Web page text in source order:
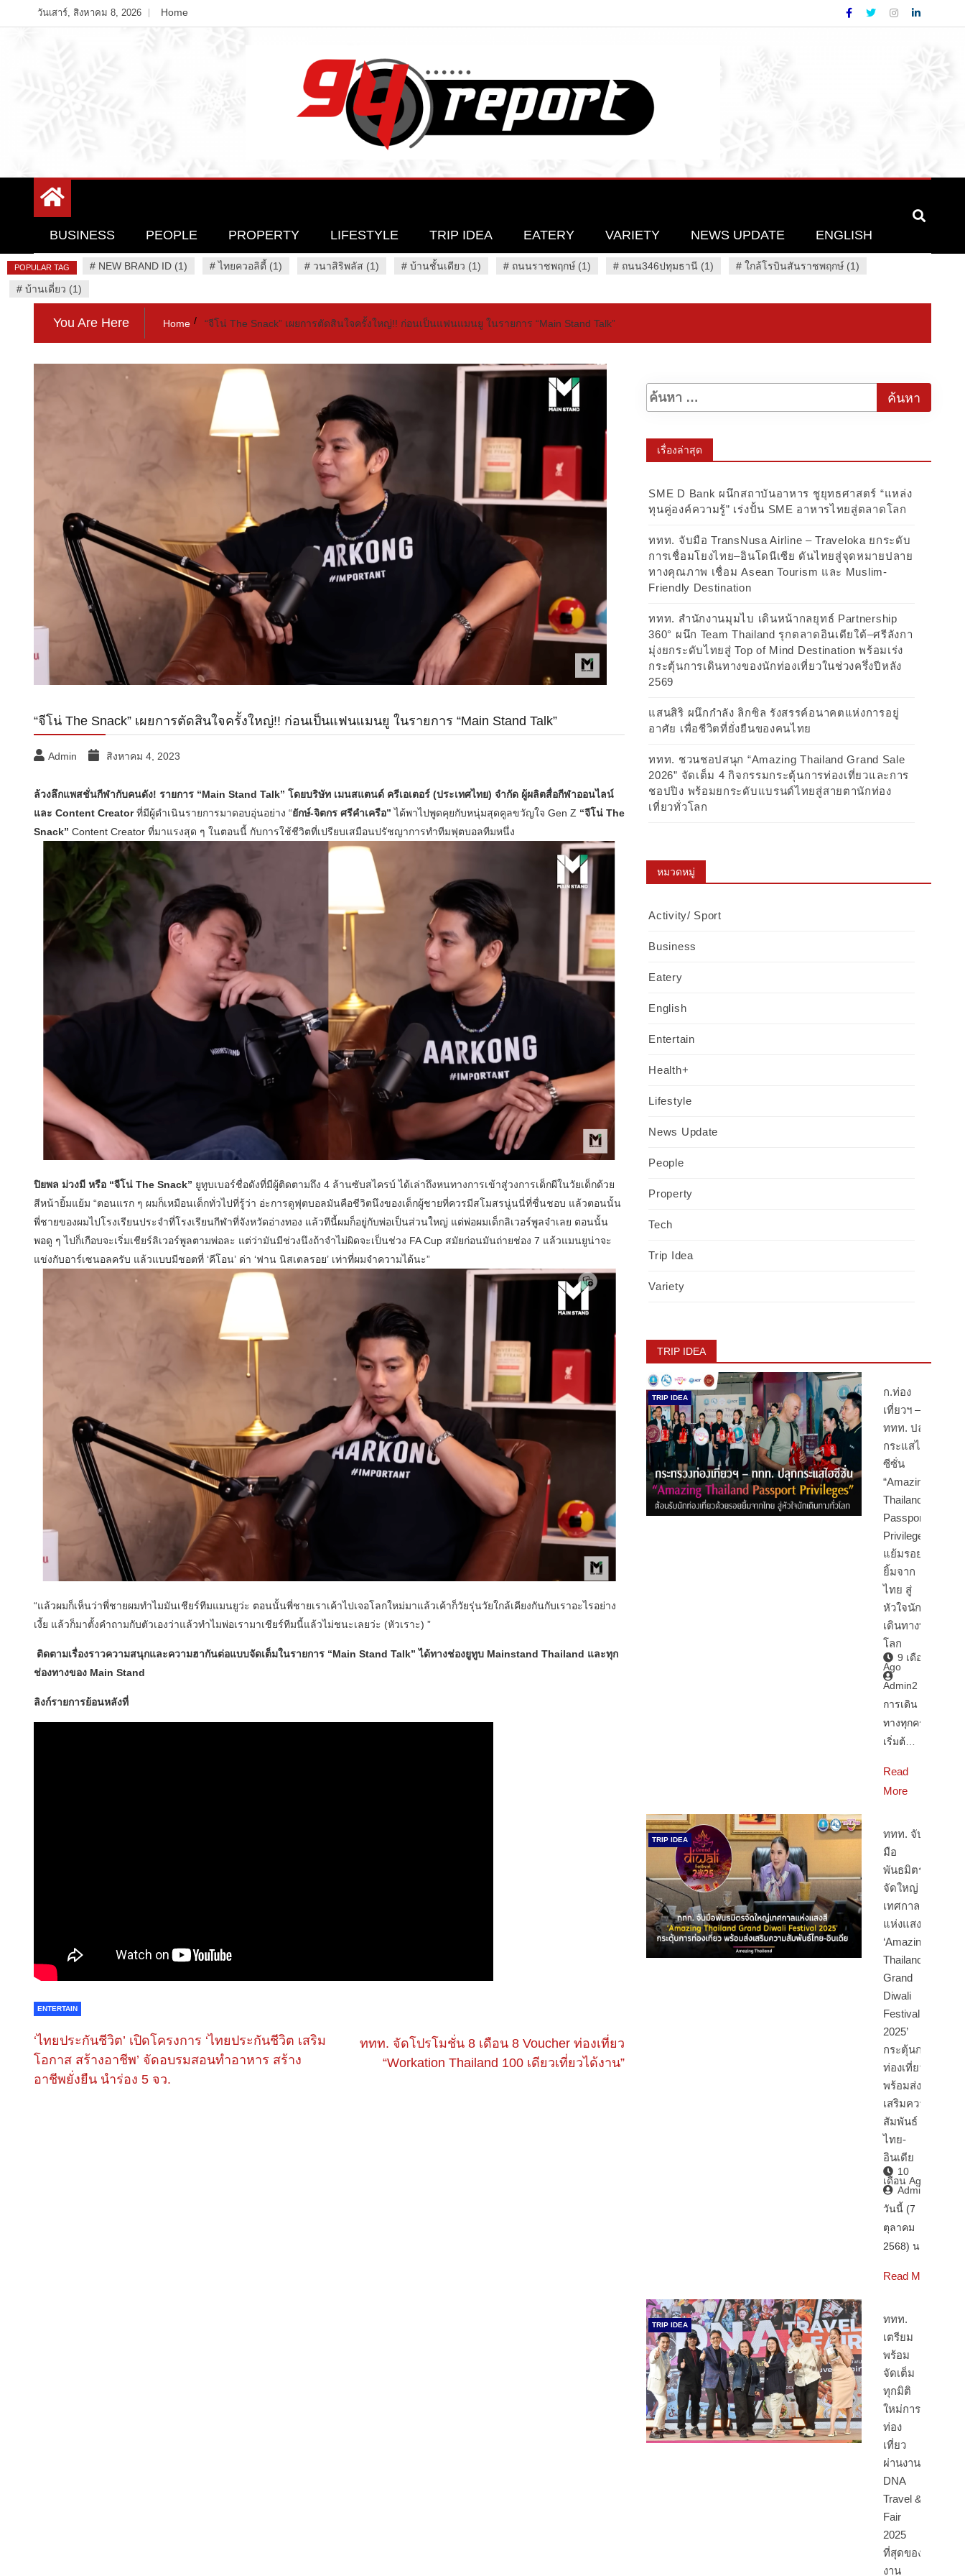
to
วันเสาร์, สิงหาคม 8, 2026 Home
94 Report.com
BUSINESS PEOPLE PROPERTY LIFESTYLE TRIP IDEA EATERY VARIETY NEWS UPDATE ENGLISH
POPULAR TAG # NEW BRAND ID (1) #ไทยควอลิตี้ (1) # วนาสิริพลัส (1) # บ้านชั้นเดียว (1) # ถนนราชพฤกษ์ (1) # ถนน346ปทุมธานี (1) # ใกล้โรบินสันราชพฤกษ์ (1)
# บ้านเดี่ยว (1)
You Are Here Home “จีโน่ The Snack” เผยการตัดสินใจครั้งใหญ่!! ก่อนเป็นแฟนแมนยู ในรายการ “Main Stand Talk”
“จีโน่ The Snack” เผยการตัดสินใจครั้งใหญ่!! ก่อนเป็นแฟนแมนยู ในรายการ “Main Stand Talk”
Admin สิงหาคม 4, 2023
ล้วงลึกแพสชั่นกีฬากับคนดัง! รายการ “Main Stand Talk” โดยบริษัท เมนสแตนด์ ครีเอเตอร์ (ประเทศไทย) จำกัด ผู้ผลิตสื่อกีฬาออนไลน์
และ Content Creatorที่มีผู้ดำเนินรายการมาดอบอุ่นอย่าง “ยักษ์-จิตกร ศรีคำเครือ” ได้พาไปพูดคุยกับหนุ่มสุดคูลขวัญใจ Gen Z “จีโน่ The
Snack” Content Creator ที่มาแรงสุด ๆ ในตอนนี้ กับการใช้ชีวิตที่เปรียบเสมือนปรัชญาการทำทีมฟุตบอลทีมหนึ่ง
ปิยพล ม่วงมี หรือ “จีโน่ The Snack” ยูทูบเบอร์ชื่อดังที่มีผู้ติดตามถึง 4 ล้านซับสไครบ์ ได้เล่าถึงหนทางการเข้าสู่วงการเด็กผีในวัยเด็กด้วย
สีหน้ายิ้มแย้ม “ตอนแรก ๆ ผมก็เหมือนเด็กทั่วไปที่รู้ว่า อ่ะการดูฟุตบอลมันคือชีวิตนึงของเด็กผู้ชายที่ควรมีสโมสรนู่นนี่ที่ชื่นชอบ แล้วตอนนั้น
พี่ชายของผมไปโรงเรียนประจำที่โรงเรียนกีฬาที่จังหวัดอ่างทอง แล้วทีนี้ผมก็อยู่กับพ่อเป็นส่วนใหญ่ แต่พ่อผมเด็กลิเวอร์พูลจ๋าเลย ตอนนั้น
พอดู ๆ ไปก็เกือบจะเริ่มเชียร์ลิเวอร์พูลตามพ่อละ แต่ว่ามันมีช่วงนึงถ้าจำไม่ผิดจะเป็นช่วง FA Cup สมัยก่อนมันถ่ายช่อง 7 แล้วแมนยูน่าจะ
แข่งกับอาร์เซนอลครับ แล้วแบบมีชอตที่ ‘คีโอน’ ด่า ‘ฟาน นิสเตลรอย’ เท่าที่ผมจำความได้นะ”
“แล้วผมก็เห็นว่าพี่ชายผมทำไมมันเชียร์ทีมแมนยูว่ะ ตอนนั้นพี่ชายเราเค้าไปเจอโลกใหม่มาแล้วเค้าก็วัยรุ่นวัยใกล้เคียงกันกับเราอะไรอย่าง
เงี้ย แล้วก็มาตั้งคำถามกับตัวเองว่าแล้วทำไมพ่อเรามาเชียร์ทีมนี้แล้วไม่ชนะเลยว่ะ (หัวเราะ) ”
​ติดตามเรื่องราวความสนุกและความฮากันต่อแบบจัดเต็มในรายการ “Main Stand Talk” ได้ทางช่องยูทูบ Mainstand Thailand และทุก
ช่องทางของ Main Stand
ลิงก์รายการย้อนหลังที่
ENTERTAIN
‘ไทยประกันชีวิต’ เปิดโครงการ ‘ไทยประกันชีวิต เสริม
โอกาส สร้างอาชีพ’ จัดอบรมสอนทำอาหาร สร้าง
อาชีพยั่งยืน นำร่อง 5 จว.
ททท. จัดโปรโมชั่น 8 เดือน 8 Voucher ท่องเที่ยว
“Workation Thailand 100 เดียวเที่ยวได้งาน”
เรื่องล่าสุด
SME D Bank ผนึกสถาบันอาหาร ชูยุทธศาสตร์ “แหล่ง
ทุนคู่องค์ความรู้” เร่งปั้น SME อาหารไทยสู่ตลาดโลก
ททท. จับมือ TransNusa Airline – Traveloka ยกระดับ
การเชื่อมโยงไทย–อินโดนีเซีย ดันไทยสู่จุดหมายปลาย
ทางคุณภาพ เชื่อม Asean Tourism และ Muslim-
Friendly Destination
ททท. สำนักงานมุมไบ เดินหน้ากลยุทธ์ Partnership
360° ผนึก Team Thailand รุกตลาดอินเดียใต้–ศรีลังกา
มุ่งยกระดับไทยสู่ Top of Mind Destination พร้อมเร่ง
กระตุ้นการเดินทางของนักท่องเที่ยวในช่วงครึ่งปีหลัง
2569
แสนสิริ ผนึกกำลัง ลิกซิล รังสรรค์อนาคตแห่งการอยู่
อาศัย เพื่อชีวิตที่ยั่งยืนของคนไทย
ททท. ชวนชอปสนุก “Amazing Thailand Grand Sale
2026” จัดเต็ม 4 กิจกรรมกระตุ้นการท่องเที่ยวและการ
ชอปปิง พร้อมยกระดับแบรนด์ไทยสู่สายตานักท่อง
เที่ยวทั่วโลก
หมวดหมู่
Activity/ Sport
Business
Eatery
English
Entertain
Health+
Lifestyle
News Update
People
Property
Tech
Trip Idea
Variety
TRIP IDEA
TRIP IDEA
ก.ท่อง
เที่ยวฯ –
ททท. ปลุก
กระแสไฮ
ซีซั่น
“Amazing
Thailand
Passport
Privileges”
แย้มรอย
ยิ้มจาก
ไทย สู่
หัวใจนัก
เดินทางทั่ว
โลก
9 เดือน
Ago
Admin2
การเดิน
ทางทุกครั้ง
เริ่มต้…
Read
More
TRIP IDEA
ททท. จับ
มือ
พันธมิตร
จัดใหญ่
เทศกาล
แห่งแสงสี
‘Amazing
Thailand
Grand
Diwali
Festival
2025’
กระตุ้นการ
ท่องเที่ยว
พร้อมส่ง
เสริมความ
สัมพันธ์
ไทย-
อินเดีย
10
เดือน Ago
Admin2
วันนี้ (7
ตุลาคม
2568) นา…
Read More
TRIP IDEA
ททท.
เตรียม
พร้อม
จัดเต็ม
ทุกมิติ
ใหม่การ
ท่อง
เที่ยว
ผ่านงาน
DNA
Travel &
Fair
2025
ที่สุดของ
งาน